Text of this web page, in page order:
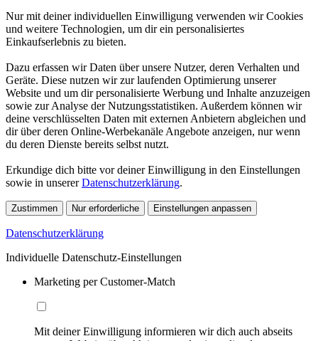
Nur mit deiner individuellen Einwilligung verwenden wir Cookies
und weitere Technologien, um dir ein personalisiertes
Einkaufserlebnis zu bieten.
Dazu erfassen wir Daten über unsere Nutzer, deren Verhalten und
Geräte. Diese nutzen wir zur laufenden Optimierung unserer
Website und um dir personalisierte Werbung und Inhalte anzuzeigen
sowie zur Analyse der Nutzungsstatistiken. Außerdem können wir
deine verschlüsselten Daten mit externen Anbietern abgleichen und
dir über deren Online-Werbekanäle Angebote anzeigen, nur wenn
du deren Dienste bereits selbst nutzt.
Erkundige dich bitte vor deiner Einwilligung in den Einstellungen
sowie in unsererDatenschutzerklärung.
Zustimmen Nur erforderliche Einstellungen anpassen
Datenschutzerklärung
Individuelle Datenschutz-Einstellungen
Marketing per Customer-Match
Mit deiner Einwilligung informieren wir dich auch abseits